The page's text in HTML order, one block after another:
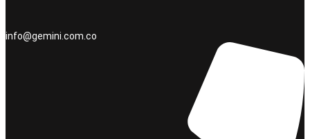
info@gemini.com.co